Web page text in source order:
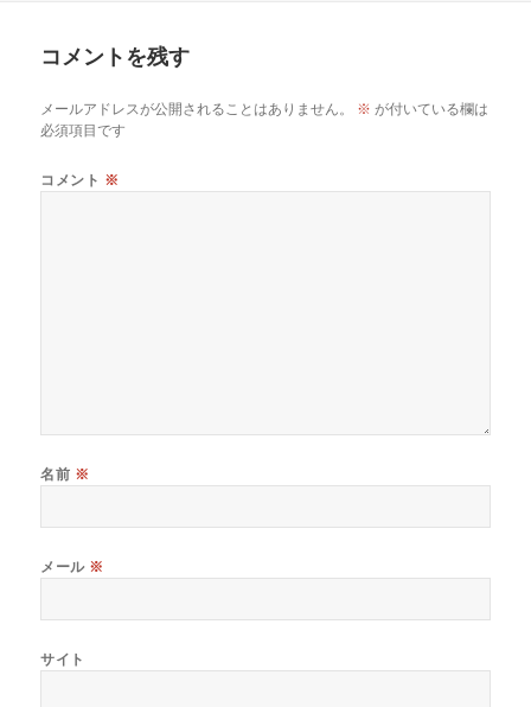
コメントを残す
メールアドレスが公開されることはありません。 ※ が付いている欄は
必須項目です
コメント ※
名前 ※
メール ※
サイト